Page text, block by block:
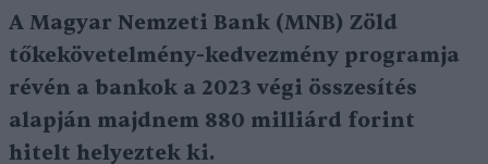
A Magyar Nemzeti Bank (MNB) Zöld
tőkekövetelmény-kedvezmény programja
révén a bankok a 2023 végi összesítés
alapján majdnem 880 milliárd forint
hitelt helyeztek ki.